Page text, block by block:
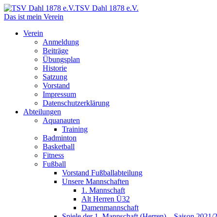
TSV Dahl 1878 e.V.
Das ist mein Verein
Verein
Anmeldung
Beiträge
Übungsplan
Historie
Satzung
Vorstand
Impressum
Datenschutzerklärung
Abteilungen
Aquanauten
Training
Badminton
Basketball
Fitness
Fußball
Vorstand Fußballabteilung
Unsere Mannschaften
1. Mannschaft
Alt Herren Ü32
Damenmannschaft